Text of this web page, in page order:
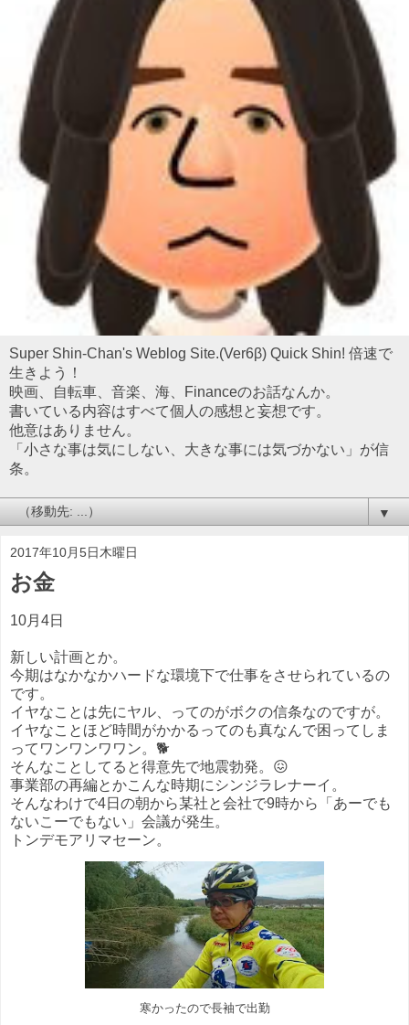
Super Shin-Chan's Weblog Site.(Ver6β) Quick Shin! 倍速で
生きよう！
映画、自転車、音楽、海、Financeのお話なんか。
書いている内容はすべて個人の感想と妄想です。
他意はありません。
「小さな事は気にしない、大きな事には気づかない」が信
条。
▼
2017年10月5日木曜日
お金
10月4日
新しい計画とか。
今期はなかなかハードな環境下で仕事をさせられているの
です。
イヤなことは先にヤル、ってのがボクの信条なのですが。
イヤなことほど時間がかかるってのも真なんで困ってしま
ってワンワンワワン。🐕
そんなことしてると得意先で地震勃発。😖
事業部の再編とかこんな時期にシンジラレナーイ。
そんなわけで4日の朝から某社と会社で9時から「あーでも
ないこーでもない」会議が発生。
トンデモアリマセーン。
寒かったので長袖で出勤